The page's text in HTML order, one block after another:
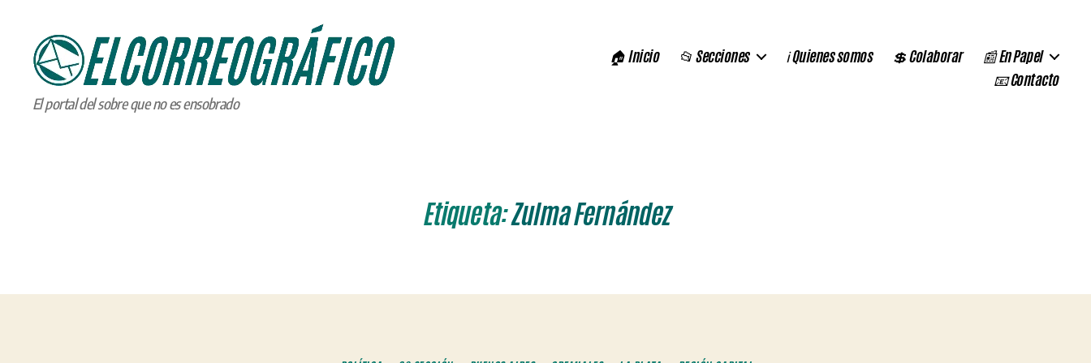
ELCORREOGRÁFICO
El portal del sobre que no es ensobrado
🏠 Inicio 📂 Secciones ℹ️ Quienes somos 💲 Colaborar
📰 En Papel
📧 Contacto
Etiqueta:Zulma Fernández
Categorías